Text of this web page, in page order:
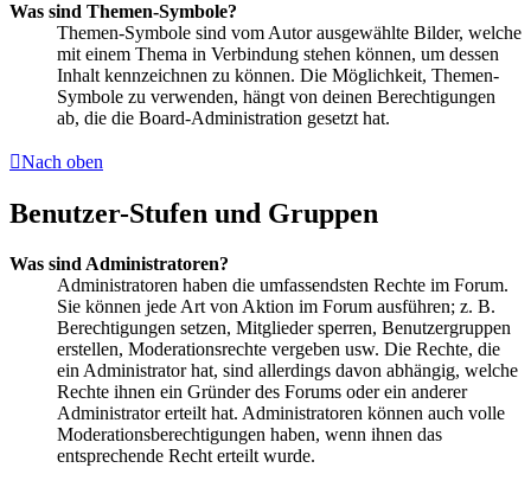
Was sind Themen-Symbole?
Themen-Symbole sind vom Autor ausgewählte Bilder, welche
mit einem Thema in Verbindung stehen können, um dessen
Inhalt kennzeichnen zu können. Die Möglichkeit, Themen-
Symbole zu verwenden, hängt von deinen Berechtigungen
ab, die die Board-Administration gesetzt hat.
Nach oben
Benutzer-Stufen und Gruppen
Was sind Administratoren?
Administratoren haben die umfassendsten Rechte im Forum.
Sie können jede Art von Aktion im Forum ausführen; z. B.
Berechtigungen setzen, Mitglieder sperren, Benutzergruppen
erstellen, Moderationsrechte vergeben usw. Die Rechte, die
ein Administrator hat, sind allerdings davon abhängig, welche
Rechte ihnen ein Gründer des Forums oder ein anderer
Administrator erteilt hat. Administratoren können auch volle
Moderationsberechtigungen haben, wenn ihnen das
entsprechende Recht erteilt wurde.